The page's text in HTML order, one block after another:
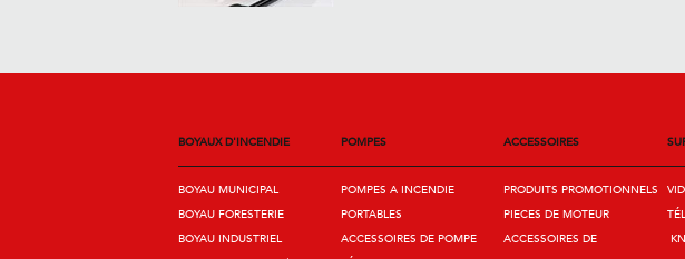
BOYAUX D'INCENDIE
BOYAU MUNICIPAL
BOYAU FORESTERIE
BOYAU INDUSTRIEL
POMPES
POMPES A INCENDIE
PORTABLES
ACCESSOIRES DE POMPE
ACCESSOIRES
PRODUITS PROMOTIONNELS
PIECES DE MOTEUR
ACCESSOIRES DE